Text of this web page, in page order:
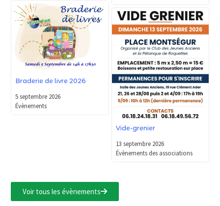
Braderie de livre 2026
5 septembre 2026
Évènements
Vide-grenier
13 septembre 2026
Évènements des associations
Voir tous les évènements